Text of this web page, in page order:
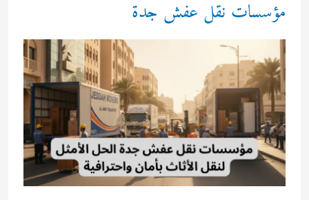
مؤسسات نقل عفش جدة